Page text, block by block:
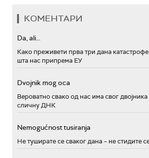
КОМЕНТАРИ
Da, ali...
Како преживети прва три дана
шта нас припрема ЕУ
Dvojnik mog oca
Вероватно свако од нас има свог
сличну ДНК
Nemogućnost tusiranja
Не туширате се сваког дана – не стидите